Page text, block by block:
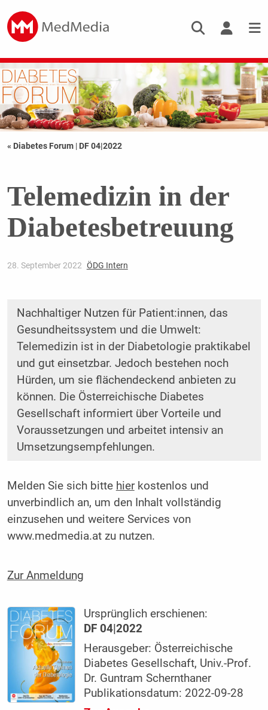
« Diabetes Forum | DF 04|2022
Telemedizin in der
Diabetesbetreuung
28. September 2022 ÖDG Intern
Nachhaltiger Nutzen für Patient:innen, das
Gesundheitssystem und die Umwelt:
Telemedizin ist in der Diabetologie praktikabel
und gut einsetzbar. Jedoch bestehen noch
Hürden, um sie flächendeckend anbieten zu
können. Die Österreichische Diabetes
Gesellschaft informiert über Vorteile und
Voraussetzungen und arbeitet intensiv an
Umsetzungsempfehlungen.
Melden Sie sich bitte hierkostenlos und
unverbindlich an, um den Inhalt vollständig
einzusehen und weitere Services von
www.medmedia.at zu nutzen.
Zur Anmeldung
Ursprünglich erschienen:
DF 04|2022
Herausgeber: Österreichische
Diabetes Gesellschaft, Univ.-Prof.
Dr. Guntram Schernthaner
Publikationsdatum: 2022-09-28